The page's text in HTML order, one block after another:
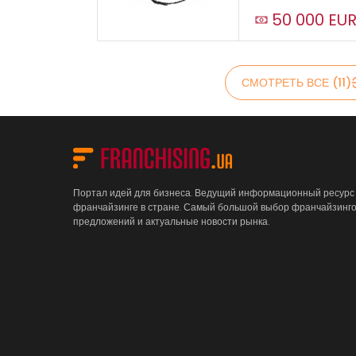
50 000 EUR
СМОТРЕТЬ ВСЕ (11)
Портал идей для бизнеса. Ведущий информационный ресурс
франчайзинге в стране. Самый большой выбор
предложений и актуальные новости рынка.